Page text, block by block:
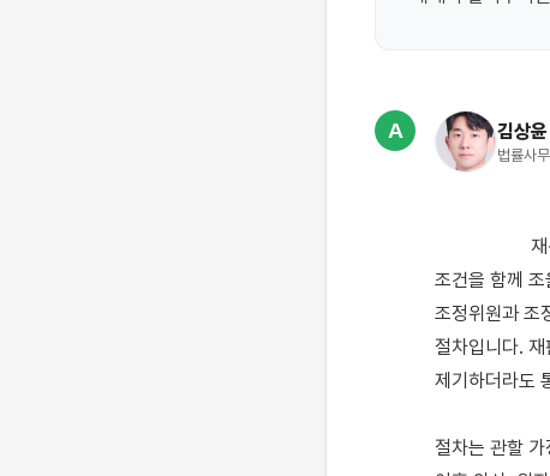
A 김상
법률사
조건을 함께
조정위원과 조
절차입니다.
제기하더라도
절차는 관할